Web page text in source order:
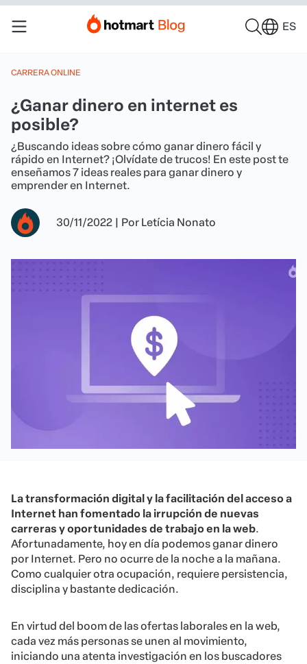
ES
CARRERA ONLINE
¿Ganar dinero en internet es
posible?
¿Buscando ideas sobre cómo ganar dinero fácil y
rápido en Internet? ¡Olvídate de trucos! En este post te
enseñamos 7 ideas reales para ganar dinero y
emprender en Internet.
30/11/2022 | Por Letícia Nonato
La transformación digital y la facilitación del acceso a
Internet han fomentado la irrupción de nuevas
carreras y oportunidades de trabajo en la web.
Afortunadamente, hoy en día podemos ganar dinero
por Internet. Pero no ocurre de la noche a la mañana.
Como cualquier otra ocupación, requiere persistencia,
disciplina y bastante dedicación.
En virtud del boom de las ofertas laborales en la web,
cada vez más personas se unen al movimiento,
iniciando una atenta investigación en los buscadores